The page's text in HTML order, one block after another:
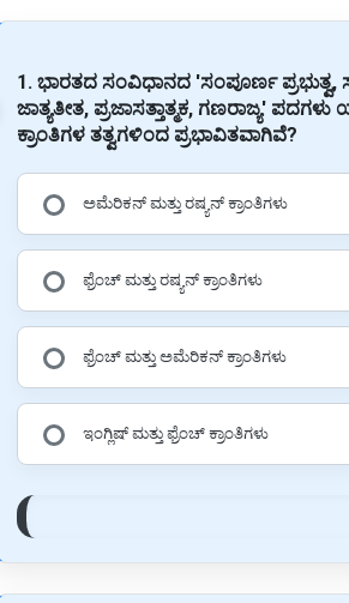
1. ಭಾರತದ ಸಂವಿಧಾನದ 'ಸಂಪೂರ್ಣ
ಜಾತ್ಯತೀತ, ಪ್ರಜಾಸತ್ತಾತ್ಮಕ, ಗಣರಾಜ್ಯ'
ಕ್ರಾಂತಿಗಳ ತತ್ವಗಳಿಂದ ಪ್ರಭಾವಿತವಾಗಿವೆ?
ಅಮೆರಿಕನ್ ಮತ್ತು ರಷ್ಯನ್ ಕ್ರಾಂತಿಗಳು
ಫ್ರೆಂಚ್ ಮತ್ತು ರಷ್ಯನ್ ಕ್ರಾಂತಿಗಳು
ಫ್ರೆಂಚ್ ಮತ್ತು ಅಮೆರಿಕನ್ ಕ್ರಾಂತಿಗಳು
ಇಂಗ್ಲಿಷ್ ಮತ್ತು ಫ್ರೆಂಚ್ ಕ್ರಾಂತಿಗಳು